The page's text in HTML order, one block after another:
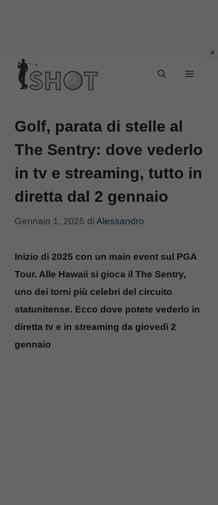
contenuto
Menu
Golf, parata di stelle al
The Sentry: dove vederlo
in tv e streaming, tutto in
diretta dal 2 gennaio
Gennaio 1, 2025 di Alessandro
Inizio di 2025 con un main event sul PGA
Tour. Alle Hawaii si gioca il The Sentry,
uno dei torni più celebri del circuito
statunitense. Ecco dove potete vederlo in
diretta tv e in streaming da giovedì 2
gennaio